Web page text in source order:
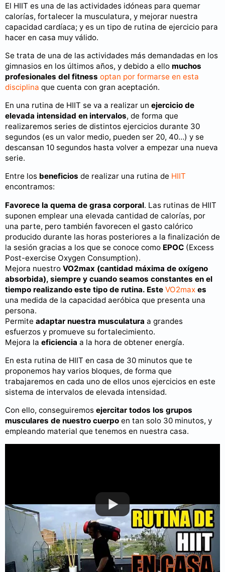
El HIIT es una de las actividades idóneas para quemar
calorías, fortalecer la musculatura, y mejorar nuestra
capacidad cardíaca; y es un tipo de rutina de ejercicio para
hacer en casa muy válido.
Se trata de una de las actividades más demandadas en los
gimnasios en los últimos años, y debido a ello muchos
profesionales del fitness optan por formarse en esta
disciplina que cuenta con gran aceptación.
En una rutina de HIIT se va a realizar un ejercicio de
elevada intensidad en intervalos, de forma que
realizaremos series de distintos ejercicios durante 30
segundos (es un valor medio, pueden ser 20, 40…) y se
descansan 10 segundos hasta volver a empezar una nueva
serie.
Entre los beneficios de realizar una rutina de HIIT
encontramos:
Favorece la quema de grasa corporal. Las rutinas de HIIT
suponen emplear una elevada cantidad de calorías, por
una parte, pero también favorecen el gasto calórico
producido durante las horas posteriores a la finalización de
la sesión gracias a los que se conoce como EPOC (Excess
Post-exercise Oxygen Consumption).
Mejora nuestro VO2max (cantidad máxima de oxígeno
absorbida), siempre y cuando seamos constantes en el
tiempo realizando este tipo de rutina. Este VO2max es
una medida de la capacidad aeróbica que presenta una
persona.
Permite adaptar nuestra musculatura a grandes
esfuerzos y promueve su fortalecimiento.
Mejora la eficiencia a la hora de obtener energía.
En esta rutina de HIIT en casa de 30 minutos que te
proponemos hay varios bloques, de forma que
trabajaremos en cada uno de ellos unos ejercicios en este
sistema de intervalos de elevada intensidad.
Con ello, conseguiremos ejercitar todos los grupos
musculares de nuestro cuerpo en tan solo 30 minutos, y
empleando material que tenemos en nuestra casa.